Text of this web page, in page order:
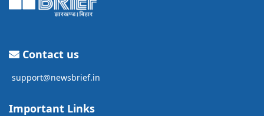
Contact us
support@newsbrief.in
Important Links